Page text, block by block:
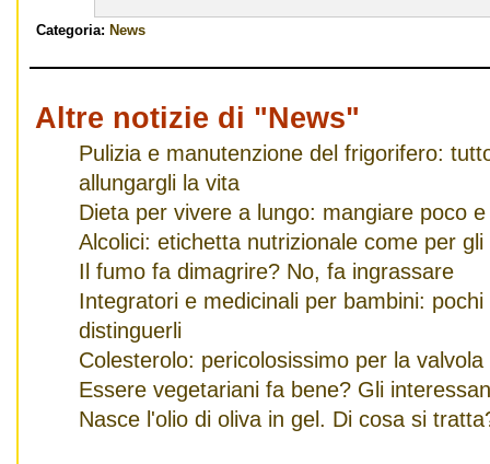
Categoria: News
Altre notizie di "News"
Pulizia e manutenzione del frigorifero:
allungargli la vita
Dieta per vivere a lungo: mangiare poco
Alcolici: etichetta nutrizionale come per gli
Il fumo fa dimagrire? No, fa ingrassare
Integratori e medicinali per bambini:
distinguerli
Colesterolo: pericolosissimo per la valvola
Essere vegetariani fa bene? Gli
Nasce l'olio di oliva in gel. Di cosa si